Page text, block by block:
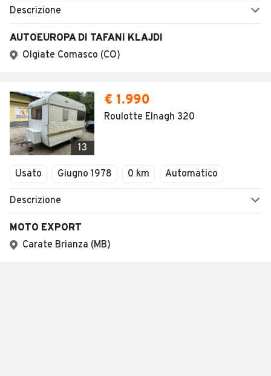
Descrizione
AUTOEUROPA DI TAFANI KLAJDI
Olgiate Comasco (CO)
13
€ 1.990
Roulotte Elnagh 320
Usato Giugno 1978 0 km Automatico
Descrizione
MOTO EXPORT
Carate Brianza (MB)